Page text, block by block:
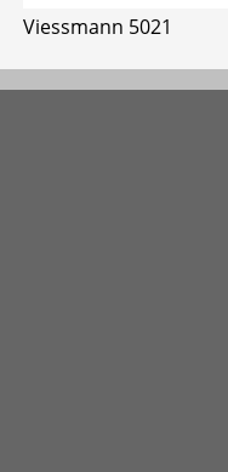
Viessmann 5021